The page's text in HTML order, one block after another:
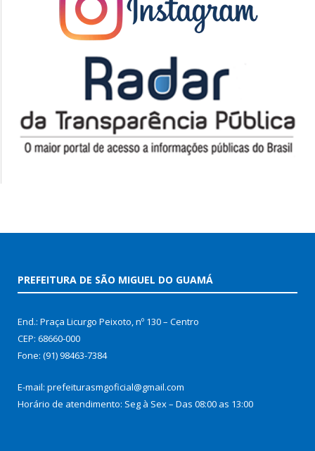
PREFEITURA DE SÃO MIGUEL DO GUAMÁ
End.: Praça Licurgo Peixoto, nº 130 – Centro
CEP: 68660-000
Fone: (91) 98463-7384
E-mail: prefeiturasmgoficial@gmail.com
Horário de atendimento: Seg à Sex – Das 08:00 as 13:00